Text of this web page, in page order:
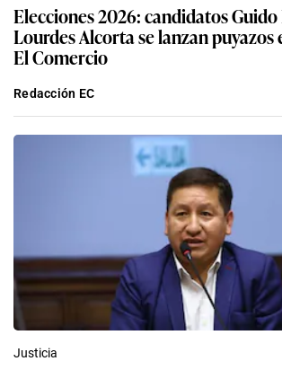
Elecciones 2026: candidatos
Lourdes Alcorta se lanzan puyazos
El Comercio
Redacción EC
Justicia